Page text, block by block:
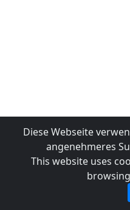
Diese Webseite
angenehmeres
This website uses